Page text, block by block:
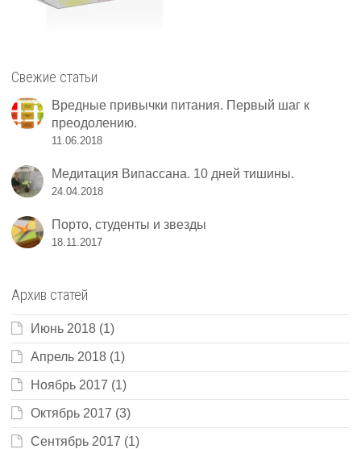
Свежие статьи
Вредные привычки питания. Первый шаг к
преодолению.
11.06.2018
Медитация Випассана. 10 дней тишины.
24.04.2018
Порто, студенты и звезды
18.11.2017
Архив статей
Июнь 2018 (1)
Апрель 2018 (1)
Ноябрь 2017 (1)
Октябрь 2017 (3)
Сентябрь 2017 (1)